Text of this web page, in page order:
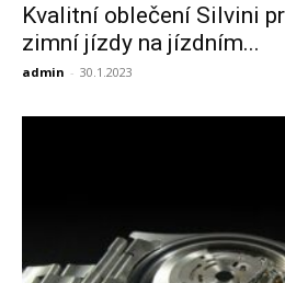
Kvalitní oblečení Silvini
zimní jízdy na jízdním...
admin - 30.1.2023